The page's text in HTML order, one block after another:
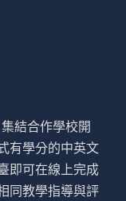
結合作學校開
有學分的中英文
即可在線上完成
同教學指導與評